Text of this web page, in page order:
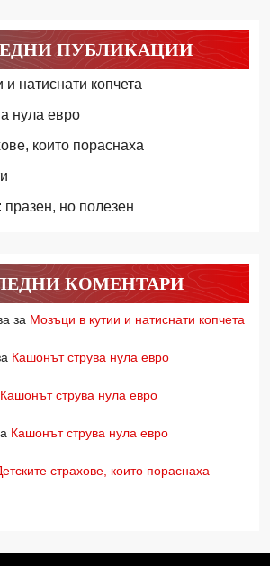
ПУБЛИКАЦИИ
и натиснати копчета
нула евро
които пораснаха
празен, но полезен
КОМЕНТАРИ
за Мозъци в кутии и натиснати копчета
Кашонът струва нула евро
Кашонът струва нула евро
Кашонът струва нула евро
страхове, които пораснаха